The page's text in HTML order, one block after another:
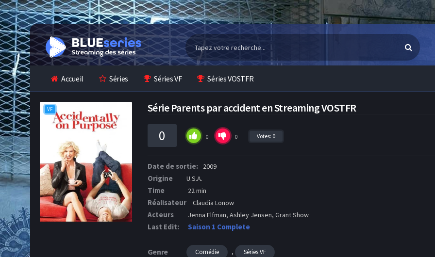
Accueil Séries Séries VF Séries VOSTFR
VF Série Parents par accident en Streaming VOSTFR
0 0 0 Votes: 0
Date de sortie: 2009
Origine U.S.A.
Time 22 min
Réalisateur Claudia Lonow
Acteurs Jenna Elfman, Ashley Jensen, Grant Show
Last Edit: Saison 1 Complete
Genre Comédie , Séries VF